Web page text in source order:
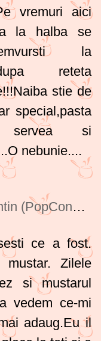
vremuri aici
la halba se
la
reteta
stie de
special,pasta
si
nebunie....
(PopConstantin378)
ce a fost.
Zilele
si mustarul
vedem ce-mi
adaug.Eu il